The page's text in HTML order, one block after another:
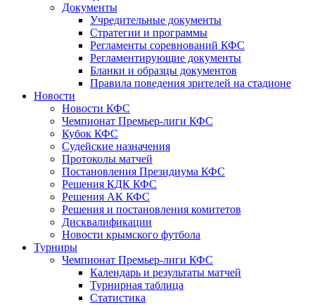
Документы
Учредительные документы
Стратегии и программы
Регламенты соревнований КФС
Регламентирующие документы
Бланки и образцы документов
Правила поведения зрителей на стадионе
Новости
Новости КФС
Чемпионат Премьер-лиги КФС
Кубок КФС
Судейские назначения
Протоколы матчей
Постановления Президиума КФС
Решения КДК КФС
Решения АК КФС
Решения и постановления комитетов
Дисквалификации
Новости крымского футбола
Турниры
Чемпионат Премьер-лиги КФС
Календарь и результаты матчей
Турнирная таблица
Статистика